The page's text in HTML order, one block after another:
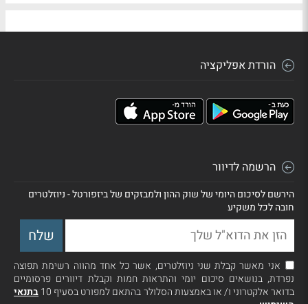
הורדת אפליקציה
הרשמה לדיוור
הירשם לסיכום היומי של שוק ההון ולמבזקים של ביזפורטל - ניוזלטרים
חובה לכל משקיע
אני מאשר קבלת שני ניוזלטרים, אשר כל אחד מהווה רשימת תפוצה
נפרדת, בנושאים סיכום יומי והתראות חמות וקבלת דיוורים פרסומיים
בדואר אלקטרוני ו/ או באמצעות הסלולר בהתאם למפורט בסעיף 10
בתנאי